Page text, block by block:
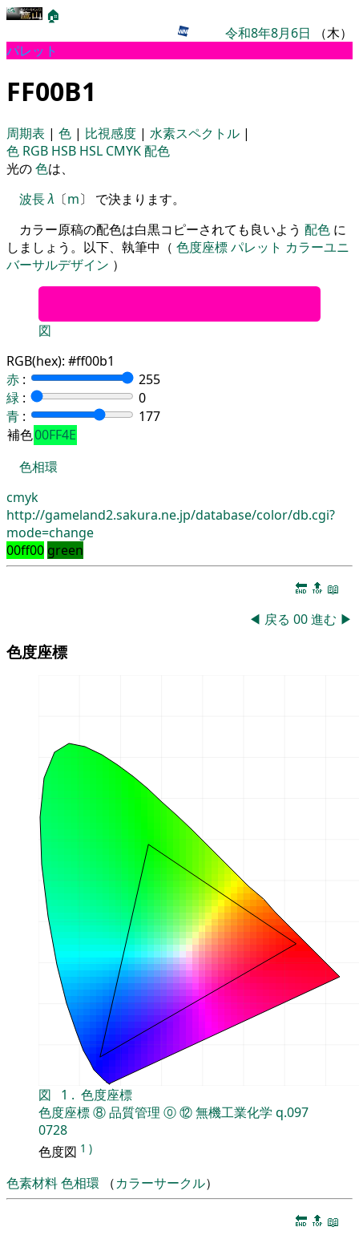
🏠
令和8年8月6日 （木）
パレット
FF00B1
周期表 | 色 | 比視感度 | 水素スペクトル |
色 RGB HSB HSL CMYK配色
光の色は、
波長λ 〔m〕 で決まります。
カラー原稿の配色は白黒コピーされても良いよう 配色 に
しましょう。以下、執筆中（ 色度座標パレット カラーユニ
バーサルデザイン ）
図
RGB(hex): #ff00b1
赤 :
255
緑 :
0
青 :
177
補色00FF4E
色相環
cmyk
http://gameland2.sakura.ne.jp/database/color/db.cgi?
mode=change
00ff00 green
🔚 🔝 📖
◀ 戻る 00進む ▶
色度座標
図 1 . 色度座標
色度座標⑧品質管理 ⓪⑫無機工業化学 q.097
0728
色度図 1 )
色素材料色相環 （カラーサークル）
🔚 🔝 📖